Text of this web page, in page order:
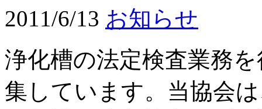
2011/6/13 お知らせ
浄化槽の法定検査業務
集しています。当協会